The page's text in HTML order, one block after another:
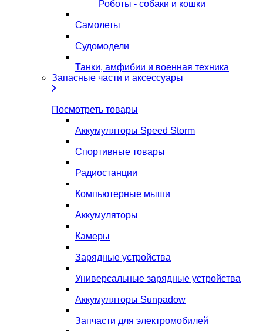
Роботы - собаки и кошки
Самолеты
Судомодели
Танки, амфибии и военная техника
Запасные части и аксессуары
Посмотреть товары
Аккумуляторы Speed Storm
Спортивные товары
Радиостанции
Компьютерные мыши
Аккумуляторы
Камеры
Зарядные устройства
Универсальные зарядные устройства
Аккумуляторы Sunpadow
Запчасти для электромобилей